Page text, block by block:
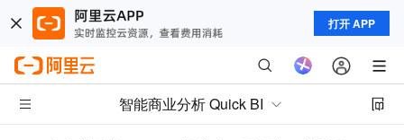
打开 APP
智能商业分析 Quick BI